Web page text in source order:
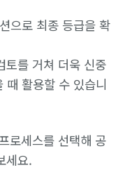
으로 최종 등급을 확
토를 거쳐 더욱 신중
때 활용할 수 있습니
로세스를 선택해 공
세요.